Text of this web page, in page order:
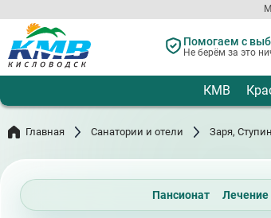
к
основному
содержанию
Помогаем с
Не берём за это
КМВ
Главная Санатории и отели Заря,
Пансионат Лечение